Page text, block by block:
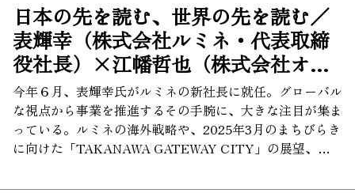
電動シーグライダー事業の概要や未来像などを取材しまし
た。
日本の先を読む、世界の先を読む／
表輝幸（株式会社ルミネ・代表取締
役社長）×江幡哲也（株式会社オー
ルアバウト・代表取締役社長）
今年６月、表輝幸氏がルミネの新社長に就任。グローバル
な視点から事業を推進するその手腕に、大きな注目が集ま
っている。ルミネの海外戦略や、2025年3月のまちびらき
に向けた「TAKANAWA GATEWAY CITY」の展望、そ
て、多言語メディア『All About Japan』で戦略的な海外